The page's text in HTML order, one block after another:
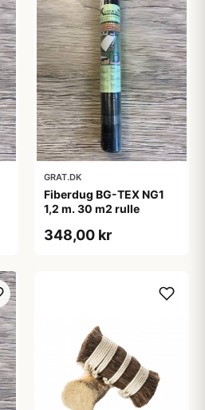
GRAT.DK
Fiberdug BG-TEX NG1
1,2 m. 30 m2 rulle
348,00 kr